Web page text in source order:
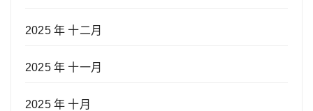
2025 年 十二月
2025 年 十一月
2025 年 十月